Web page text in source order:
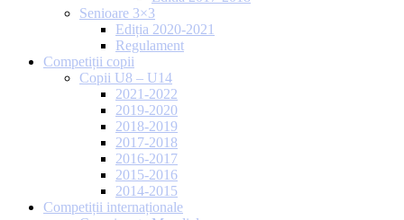
Senioare 3×3
Ediția 2020-2021
Regulament
Competiții copii
Copii U8 – U14
2021-2022
2019-2020
2018-2019
2017-2018
2016-2017
2015-2016
2014-2015
Competiții internaționale